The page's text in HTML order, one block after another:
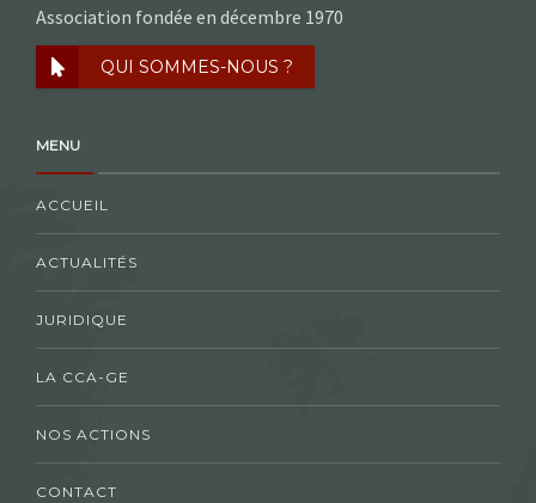
Association fondée en décembre 1970
QUI SOMMES-NOUS ?
MENU
ACCUEIL
ACTUALITÉS
JURIDIQUE
LA CCA-GE
NOS ACTIONS
CONTACT